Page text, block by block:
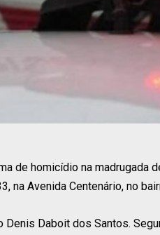
de homicídio na madrugada
na Avenida Centenário, no
Daboit dos Santos.